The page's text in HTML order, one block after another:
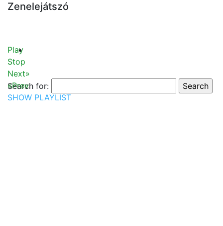
Zenelejátszó
Play
Stop
Next»
«Prev
SHOW PLAYLIST
Search for: